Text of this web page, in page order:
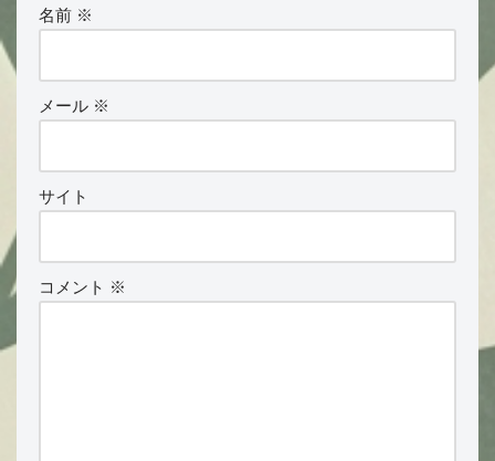
名前 ※
メール ※
サイト
コメント ※